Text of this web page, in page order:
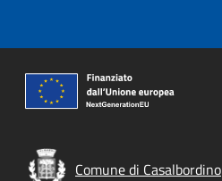
Comune di Casalbordino